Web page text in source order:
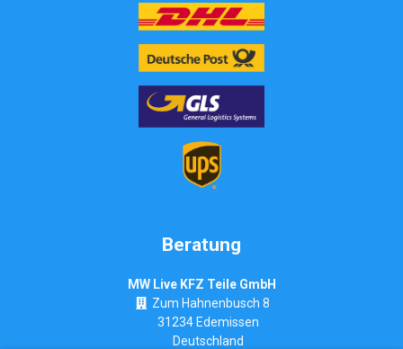
Beratung
MW Live KFZ Teile GmbH
Zum Hahnenbusch 8
31234 Edemissen
Deutschland